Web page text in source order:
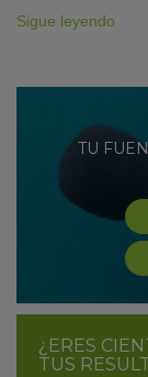
Sigue leyendo
TU
¿ERES
TUS